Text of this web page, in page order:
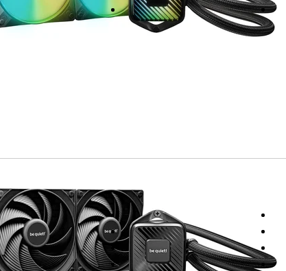
Rétroéclairage : Rétroéclairé
Pure Loop 3
Format Radiateur : 240mm
Socket : INTEL LGA1200
Socket : AMD AM5
Rétroéclairage : Non rétroéclairé